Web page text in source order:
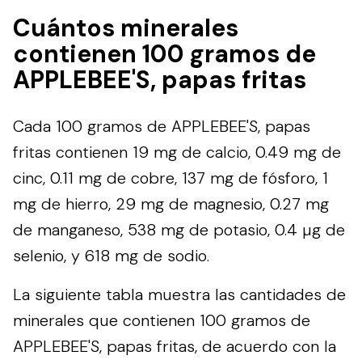
Cuántos minerales
contienen 100 gramos de
APPLEBEE'S, papas fritas
Cada 100 gramos de APPLEBEE'S, papas
fritas contienen 19 mg de calcio, 0.49 mg de
cinc, 0.11 mg de cobre, 137 mg de fósforo, 1
mg de hierro, 29 mg de magnesio, 0.27 mg
de manganeso, 538 mg de potasio, 0.4 µg de
selenio, y 618 mg de sodio.
La siguiente tabla muestra las cantidades de
minerales que contienen 100 gramos de
APPLEBEE'S, papas fritas, de acuerdo con la